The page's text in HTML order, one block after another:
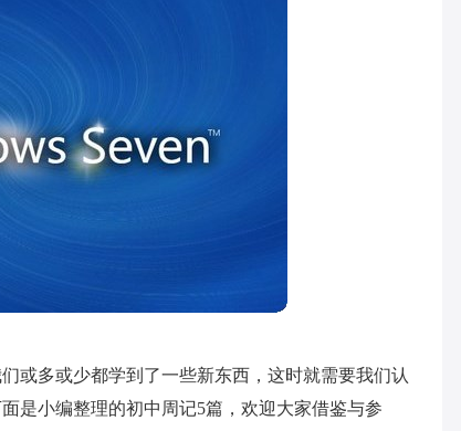
或多或少都学到了一些新东西，这时就需要我们认
是小编整理的初中周记5篇，欢迎大家借鉴与参